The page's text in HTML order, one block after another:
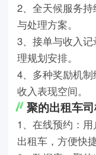
2、全天候服务
与处理方案。
3、接单与收入
理规划安排。
4、多种奖励机
收入表现空间。
聚的出租车
1、在线预约：
出租车，方便快捷